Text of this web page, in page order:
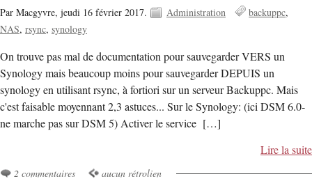
Par Macgyvre, jeudi 16 février 2017. Administration
backuppc
NAS rsync synology
On trouve pas mal de documentation pour sauvegarder VERS un
Synology mais beaucoup moins pour sauvegarder DEPUIS un
synology en utilisant rsync, à fortiori sur un serveur Backuppc. Mais
c'est faisable moyennant 2,3 astuces... Sur le Synology: (ici DSM 6.0-
ne marche pas sur DSM 5) Activer le service […]
Lire la suite
2 commentaires aucun rétrolien